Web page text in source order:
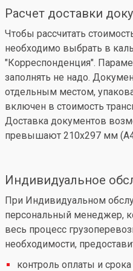
Расчет доставки
Чтобы рассчитать
необходимо выбрать в
"Корреспонденция".
заполнять не надо.
отдельным местом,
включен в стоимость
Доставка документов
превышают 210x297 мм
Индивидуальное
При Индивидуальном
персональный менеджер,
весь процесс
необходимости,
контроль оплаты и